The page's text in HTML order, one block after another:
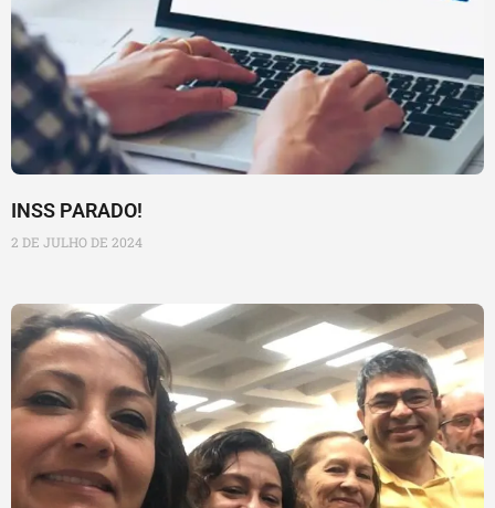
INSS PARADO!
2 DE JULHO DE 2024